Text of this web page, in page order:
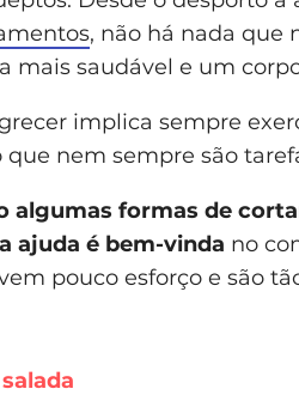
, não há nada que
mais saudável e um
implica sempre
nem sempre são
algumas formas de
ajuda é bem-vinda no
pouco esforço e são